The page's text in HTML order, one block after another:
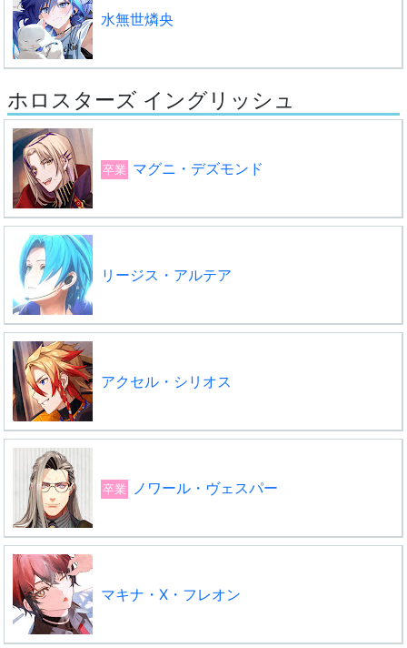
水無世燐央
ホロスターズ イングリッシュ
卒業 マグニ・デズモンド
リージス・アルテア
アクセル・シリオス
卒業 ノワール・ヴェスパー
マキナ・X・フレオン